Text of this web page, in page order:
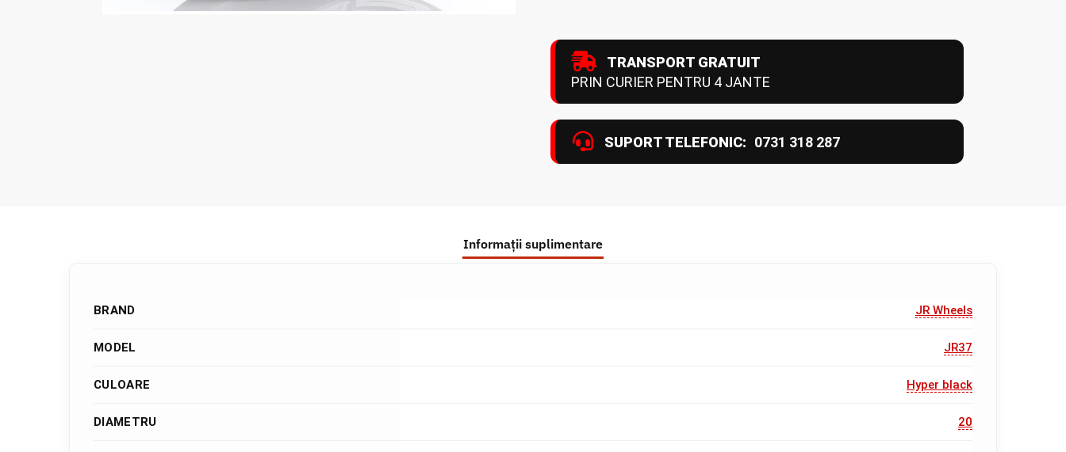
TRANSPORT GRATUIT
PRIN CURIER PENTRU 4 JANTE
SUPORT TELEFONIC: 0731 318 287
Informații suplimentare
BRAND JR Wheels
MODEL JR37
CULOARE Hyper black
DIAMETRU 20